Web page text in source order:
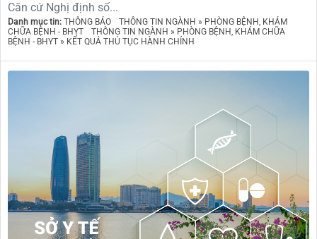
Căn cứ Nghị định số...
Danh mục tin: THÔNG BÁO
THÔNG TIN NGÀNH » PHÒNG BỆNH, KHÁM
CHỮA BỆNH - BHYT
THÔNG TIN NGÀNH » PHÒNG BỆNH, KHÁM CHỮA
BỆNH - BHYT » KẾT QUẢ THỦ TỤC HÀNH CHÍNH